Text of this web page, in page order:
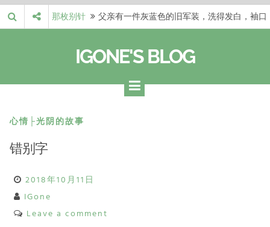
Skip
to
那枚别针
父亲有一件灰蓝色的旧军装，洗得发白，袖口
自己的生活和命…
梁冬 |…
梁冬：有一些人在某个阶段掌握了第一性原
理，完成了一次彻…
梁冬 |…
梁冬：总还有那么百分之一的人，既不努力，
IGONE'S BLOG
心情├光阴的故事
错别字
2018年10月11日
IGone
Leave a comment